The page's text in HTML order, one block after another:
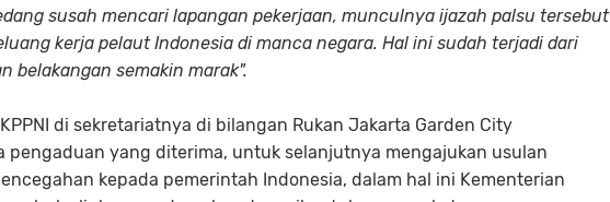
susah mencari lapangan pekerjaan, munculnya ijazah palsu tersebut
kerja pelaut Indonesia di manca negara. Hal ini sudah terjadi dari
belakangan semakin marak".
di sekretariatnya di bilangan Rukan Jakarta Garden City
yang diterima, untuk selanjutnya mengajukan usulan
kepada pemerintah Indonesia, dalam hal ini Kementerian